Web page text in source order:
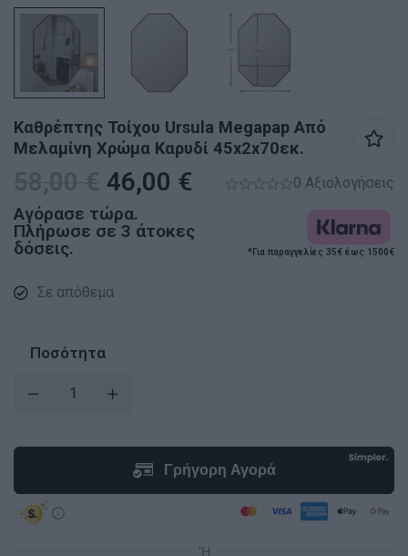
Καθρέπτης Τοίχου Ursula Μegapap Από
Μελαμίνη Χρώμα Καρυδί 45x2x70εκ.
46,00 € 0 Αξιολογήσεις
Αγόρασε τώρα.
Πλήρωσε σε 3 άτοκες
δόσεις.
*Για παραγγελίες 35€ έως 1500€
Σε απόθεμα
Ποσότητα